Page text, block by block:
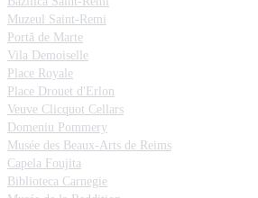
Muzeul Saint-Remi
Portă de Marte
Vila Demoiselle
Place Royale
Place Drouet d'Erlon
Veuve Clicquot Cellars
Domeniu Pommery
Musée des Beaux-Arts de Reims
Capela Foujita
Biblioteca Carnegie